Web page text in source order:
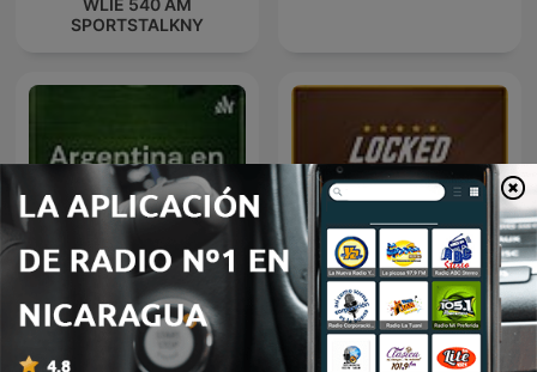
SPORTSTALKNY
Argentina en los
mundiales
Locked On Padres - Daily
Podcast On The San Diego
Padres